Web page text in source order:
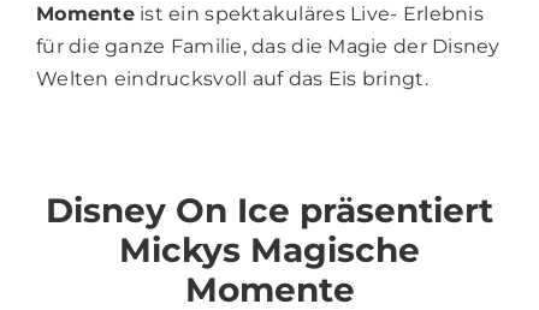
Momenteist ein spektakuläres Live- Erlebnis
für die ganze Familie, das die Magie der Disney
Welten eindrucksvoll auf das Eis bringt.
Disney On Ice präsentiert
Mickys Magische
Momente